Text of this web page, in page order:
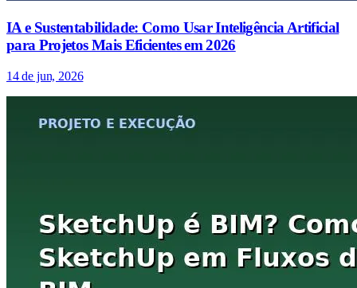
IA e Sustentabilidade: Como Usar Inteligência Artificial
para Projetos Mais Eficientes em 2026
14 de jun, 2026